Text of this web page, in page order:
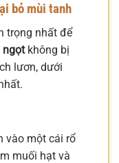
bỏ mùi tanh
trọng nhất để
ngọtkhông bị
lươn, dưới
vào một cái rổ
muối hạt và